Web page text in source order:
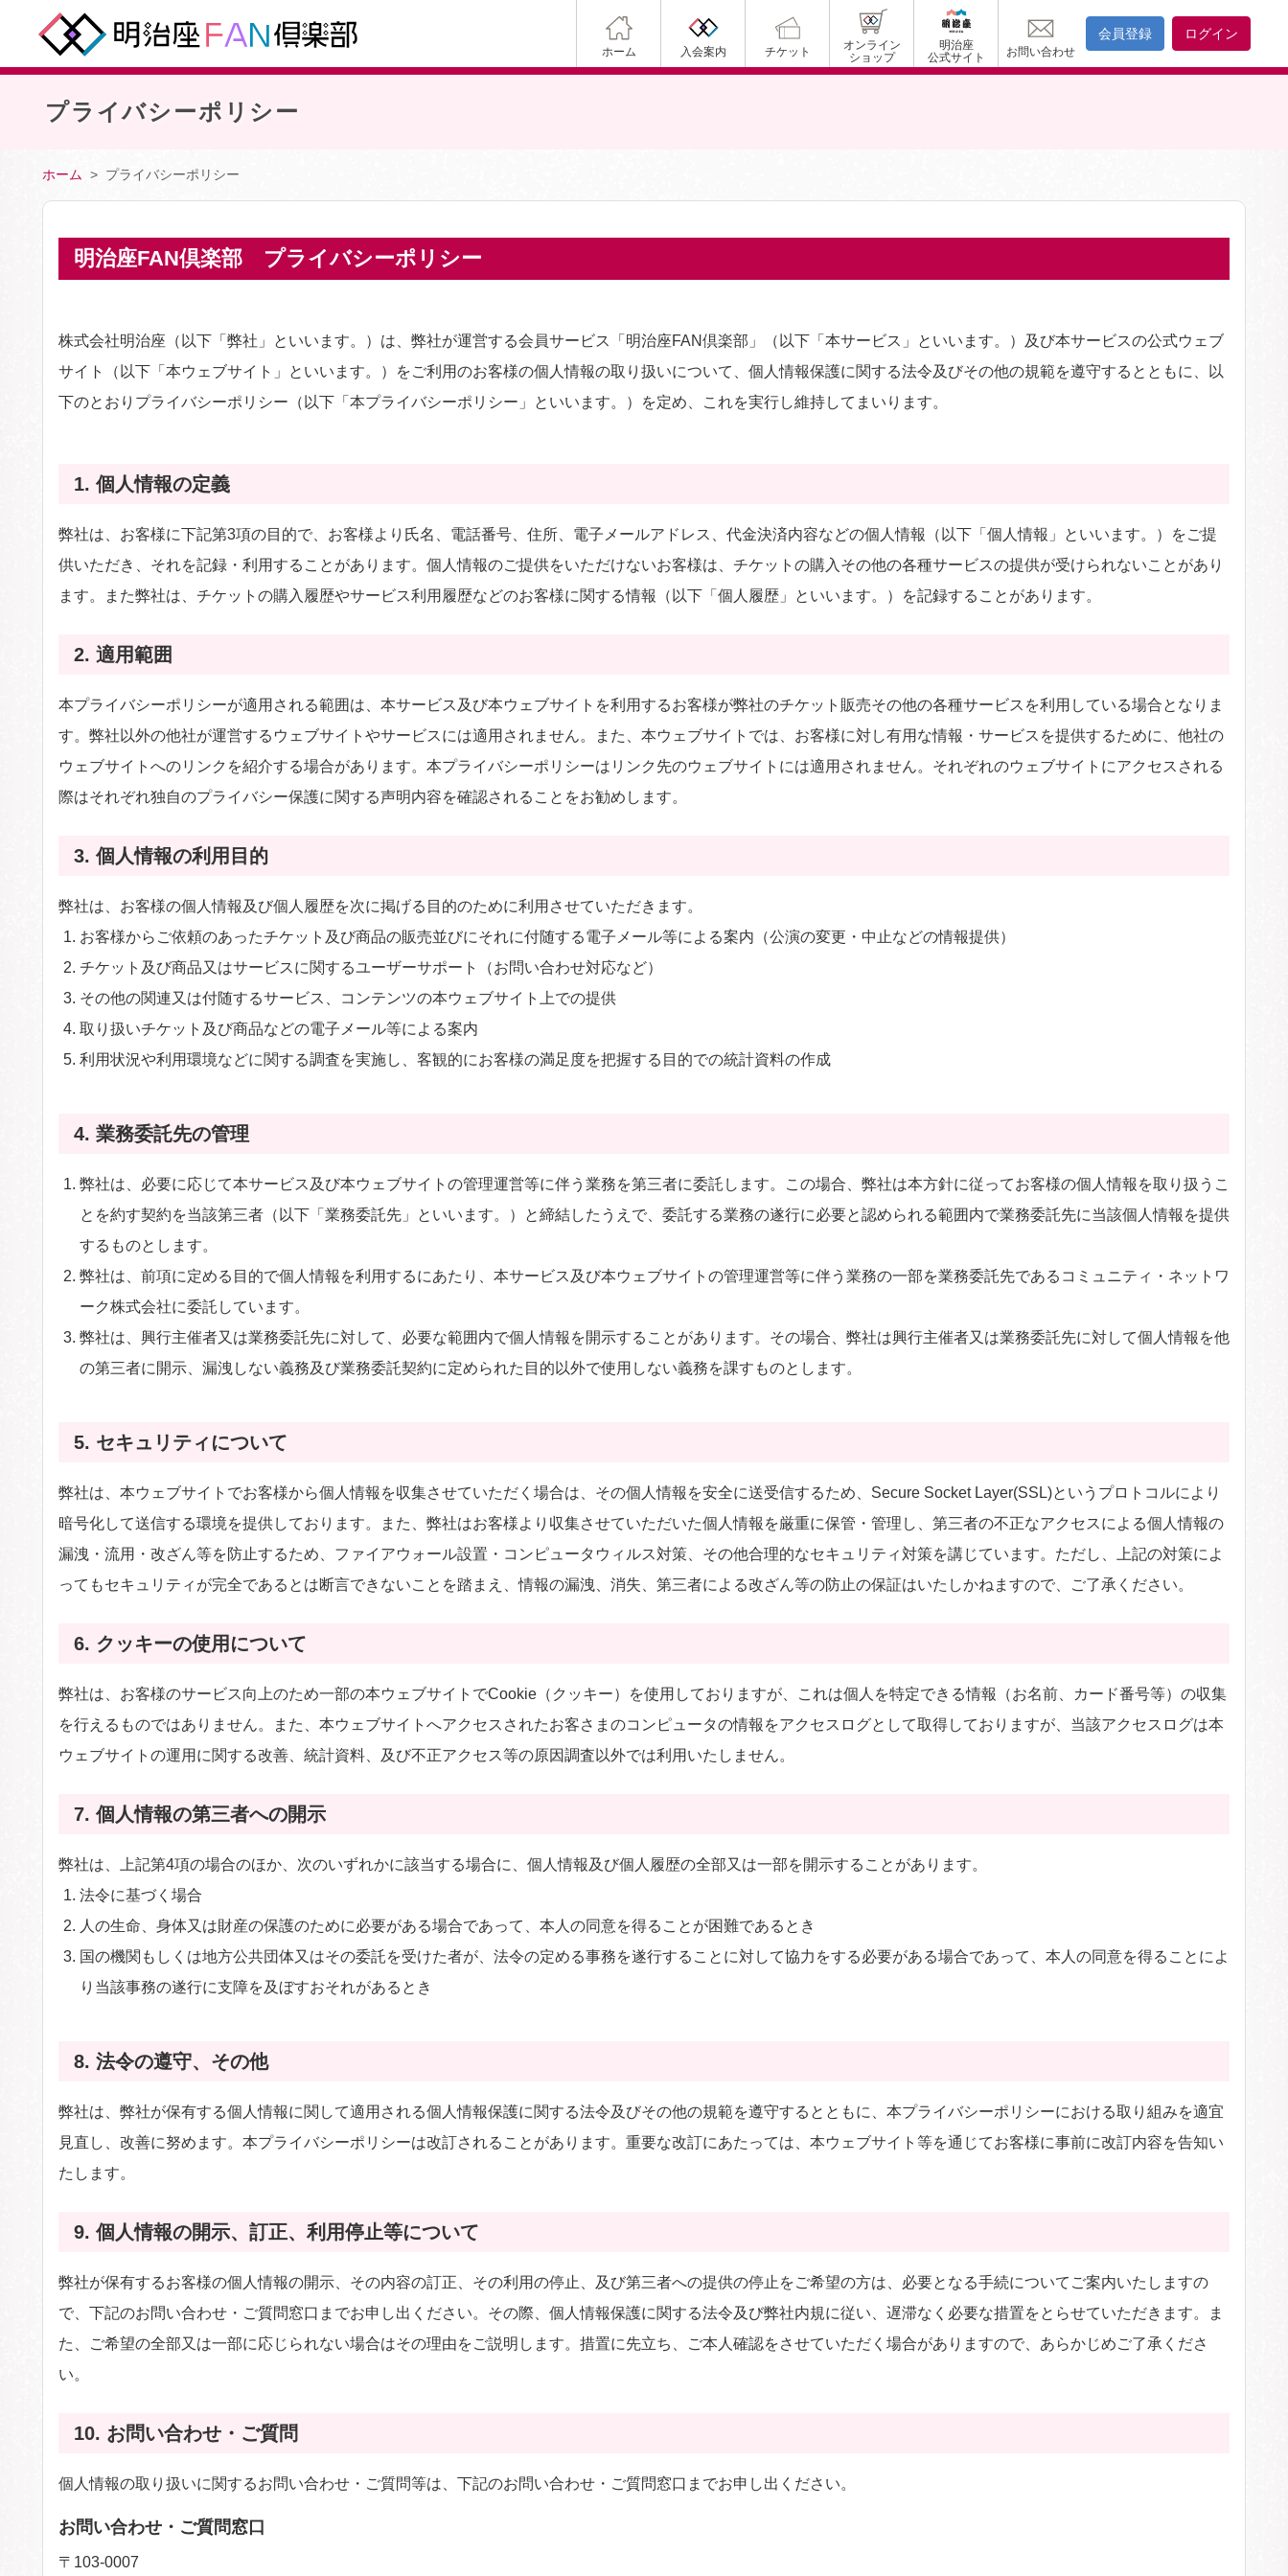
ホーム 入会案内 チケット
オンライン
ショップ
明治座
公式サイト
お問い合わせ
会員登録 ログイン
プライバシーポリシー
ホーム プライバシーポリシー
明治座FAN倶楽部 プライバシーポリシー
株式会社明治座（以下「弊社」といいます。）は、弊社が運営する会員サービス「明治座FAN倶楽部」（以下「本サービス」といいます。）及び本サービスの公式ウェブ
サイト（以下「本ウェブサイト」といいます。）をご利用のお客様の個人情報の取り扱いについて、個人情報保護に関する法令及びその他の規範を遵守するとともに、以
下のとおりプライバシーポリシー（以下「本プライバシーポリシー」といいます。）を定め、これを実行し維持してまいります。
1. 個人情報の定義
弊社は、お客様に下記第3項の目的で、お客様より氏名、電話番号、住所、電子メールアドレス、代金決済内容などの個人情報（以下「個人情報」といいます。）をご提
供いただき、それを記録・利用することがあります。個人情報のご提供をいただけないお客様は、チケットの購入その他の各種サービスの提供が受けられないことがあり
ます。また弊社は、チケットの購入履歴やサービス利用履歴などのお客様に関する情報（以下「個人履歴」といいます。）を記録することがあります。
2. 適用範囲
本プライバシーポリシーが適用される範囲は、本サービス及び本ウェブサイトを利用するお客様が弊社のチケット販売その他の各種サービスを利用している場合となりま
す。弊社以外の他社が運営するウェブサイトやサービスには適用されません。また、本ウェブサイトでは、お客様に対し有用な情報・サービスを提供するために、他社の
ウェブサイトへのリンクを紹介する場合があります。本プライバシーポリシーはリンク先のウェブサイトには適用されません。それぞれのウェブサイトにアクセスされる
際はそれぞれ独自のプライバシー保護に関する声明内容を確認されることをお勧めします。
3. 個人情報の利用目的
弊社は、お客様の個人情報及び個人履歴を次に掲げる目的のために利用させていただきます。
お客様からご依頼のあったチケット及び商品の販売並びにそれに付随する電子メール等による案内（公演の変更・中止などの情報提供）
チケット及び商品又はサービスに関するユーザーサポート（お問い合わせ対応など）
その他の関連又は付随するサービス、コンテンツの本ウェブサイト上での提供
取り扱いチケット及び商品などの電子メール等による案内
利用状況や利用環境などに関する調査を実施し、客観的にお客様の満足度を把握する目的での統計資料の作成
4. 業務委託先の管理
弊社は、必要に応じて本サービス及び本ウェブサイトの管理運営等に伴う業務を第三者に委託します。この場合、弊社は本方針に従ってお客様の個人情報を取り扱うこ
とを約す契約を当該第三者（以下「業務委託先」といいます。）と締結したうえで、委託する業務の遂行に必要と認められる範囲内で業務委託先に当該個人情報を提供
するものとします。
弊社は、前項に定める目的で個人情報を利用するにあたり、本サービス及び本ウェブサイトの管理運営等に伴う業務の一部を業務委託先であるコミュニティ・ネットワ
ーク株式会社に委託しています。
弊社は、興行主催者又は業務委託先に対して、必要な範囲内で個人情報を開示することがあります。その場合、弊社は興行主催者又は業務委託先に対して個人情報を他
の第三者に開示、漏洩しない義務及び業務委託契約に定められた目的以外で使用しない義務を課すものとします。
5. セキュリティについて
弊社は、本ウェブサイトでお客様から個人情報を収集させていただく場合は、その個人情報を安全に送受信するため、Secure Socket Layer(SSL)というプロトコルにより
暗号化して送信する環境を提供しております。また、弊社はお客様より収集させていただいた個人情報を厳重に保管・管理し、第三者の不正なアクセスによる個人情報の
漏洩・流用・改ざん等を防止するため、ファイアウォール設置・コンピュータウィルス対策、その他合理的なセキュリティ対策を講じています。ただし、上記の対策によ
ってもセキュリティが完全であるとは断言できないことを踏まえ、情報の漏洩、消失、第三者による改ざん等の防止の保証はいたしかねますので、ご了承ください。
6. クッキーの使用について
弊社は、お客様のサービス向上のため一部の本ウェブサイトでCookie（クッキー）を使用しておりますが、これは個人を特定できる情報（お名前、カード番号等）の収集
を行えるものではありません。また、本ウェブサイトへアクセスされたお客さまのコンピュータの情報をアクセスログとして取得しておりますが、当該アクセスログは本
ウェブサイトの運用に関する改善、統計資料、及び不正アクセス等の原因調査以外では利用いたしません。
7. 個人情報の第三者への開示
弊社は、上記第4項の場合のほか、次のいずれかに該当する場合に、個人情報及び個人履歴の全部又は一部を開示することがあります。
法令に基づく場合
人の生命、身体又は財産の保護のために必要がある場合であって、本人の同意を得ることが困難であるとき
国の機関もしくは地方公共団体又はその委託を受けた者が、法令の定める事務を遂行することに対して協力をする必要がある場合であって、本人の同意を得ることによ
り当該事務の遂行に支障を及ぼすおそれがあるとき
8. 法令の遵守、その他
弊社は、弊社が保有する個人情報に関して適用される個人情報保護に関する法令及びその他の規範を遵守するとともに、本プライバシーポリシーにおける取り組みを適宜
見直し、改善に努めます。本プライバシーポリシーは改訂されることがあります。重要な改訂にあたっては、本ウェブサイト等を通じてお客様に事前に改訂内容を告知い
たします。
9. 個人情報の開示、訂正、利用停止等について
弊社が保有するお客様の個人情報の開示、その内容の訂正、その利用の停止、及び第三者への提供の停止をご希望の方は、必要となる手続についてご案内いたしますの
で、下記のお問い合わせ・ご質問窓口までお申し出ください。その際、個人情報保護に関する法令及び弊社内規に従い、遅滞なく必要な措置をとらせていただきます。ま
た、ご希望の全部又は一部に応じられない場合はその理由をご説明します。措置に先立ち、ご本人確認をさせていただく場合がありますので、あらかじめご了承くださ
い。
10. お問い合わせ・ご質問
個人情報の取り扱いに関するお問い合わせ・ご質問等は、下記のお問い合わせ・ご質問窓口までお申し出ください。
お問い合わせ・ご質問窓口
〒103-0007